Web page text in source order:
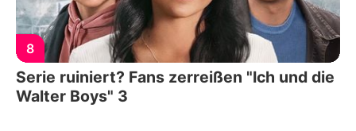
8
Serie ruiniert? Fans zerreißen "Ich und die
Walter Boys" 3